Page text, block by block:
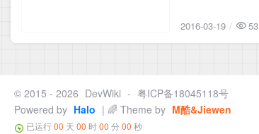
2016-03-19 53
© 2015 - 2026 DevWiki - 粤ICP备18045118号
Powered by Halo | 🌈 Theme by M酷&Jiewen
已运行00 天 00 时00 分 00 秒